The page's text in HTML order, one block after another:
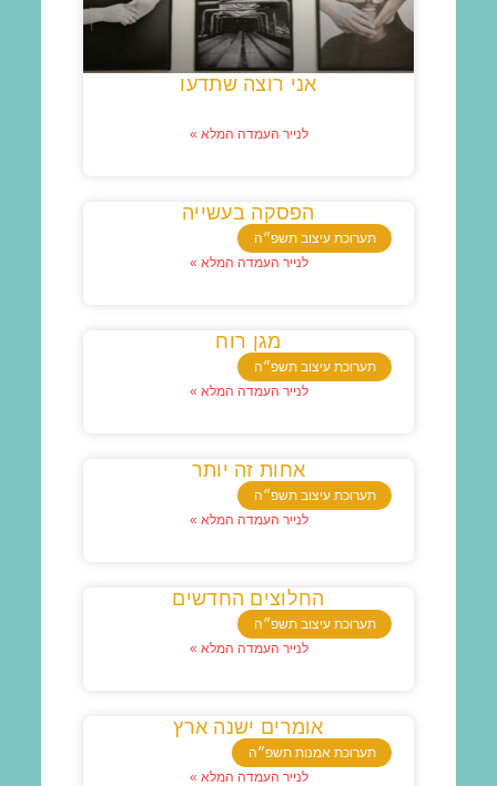
אני רוצה שתדעו
לנייר העמדה המלא »
תערוכת עיצוב תשפ״ה
הפסקה בעשייה
לנייר העמדה המלא »
תערוכת עיצוב תשפ״ה
מגן רוח
לנייר העמדה המלא »
תערוכת עיצוב תשפ״ה
אחות זה יותר
לנייר העמדה המלא »
תערוכת עיצוב תשפ״ה
החלוצים החדשים
לנייר העמדה המלא »
תערוכת אמנות תשפ״ה
אומרים ישנה ארץ
לנייר העמדה המלא »